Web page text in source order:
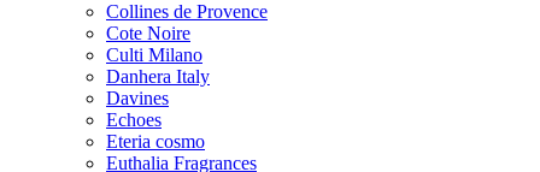
Collines de Provence
Cote Noire
Culti Milano
Danhera Italy
Davines
Echoes
Eteria cosmo
Euthalia Fragrances